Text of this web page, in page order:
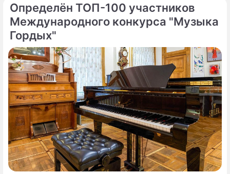
Определён ТОП-100 участников
Международного конкурса "Музыка
Гордых"